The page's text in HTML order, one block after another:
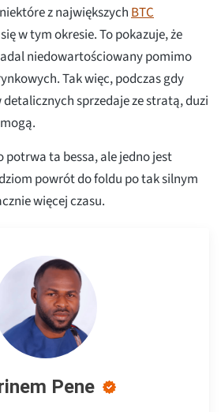
z największychBTC
w tym okresie. To pokazuje, że
niedowartościowany pomimo
Tak więc, podczas gdy
sprzedaje ze stratą, duzi
potrwa ta bessa, ale jedno jest
powrót do foldu po tak silnym
więcej czasu.
Pene